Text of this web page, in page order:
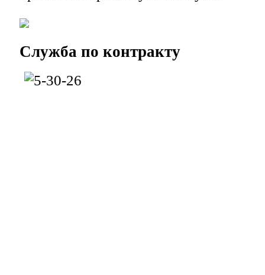
Служба по контракту